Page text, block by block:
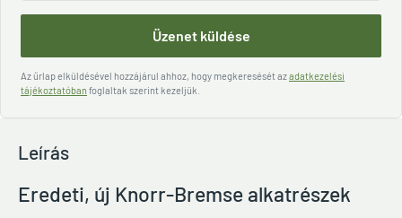
Üzenet küldése
Az űrlap elküldésével hozzájárul ahhoz, hogy megkeresését azadatkezelési
tájékoztatóban foglaltak szerint kezeljük.
Leírás
Eredeti, új Knorr-Bremse alkatrészek